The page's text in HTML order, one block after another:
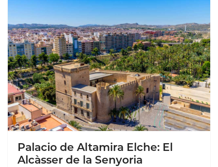
Palacio de Altamira Elche: El
Alcàsser de la Senyoria